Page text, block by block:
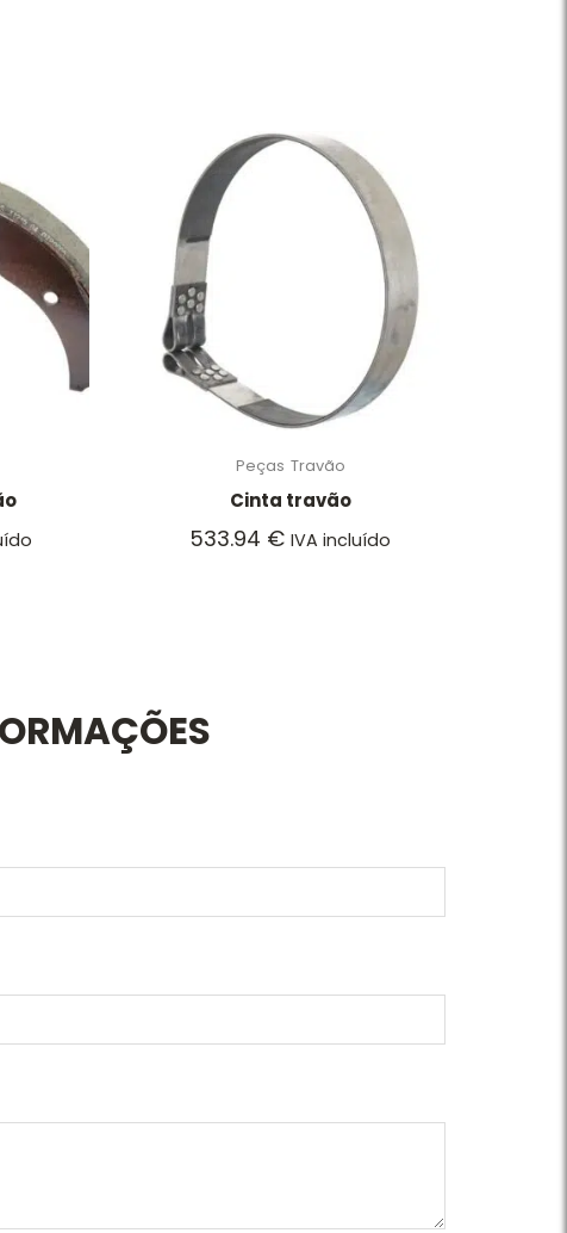
Peças Travão
Cinta travão
533.94 € IVA incluído